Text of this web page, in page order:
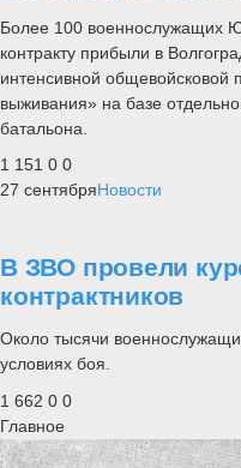
Более 100 военнослужащих
контракту прибыли в
интенсивной общевойсковой
выживания» на базе
батальона.
1 151 0 0
27 сентябряНовости
В ЗВО провели
контрактников
Около тысячи
условиях боя.
1 662 0 0
Главное